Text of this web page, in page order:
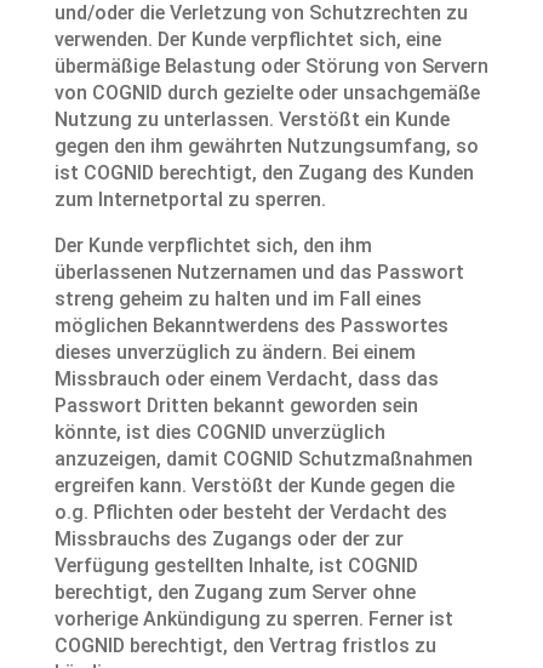
und/oder die Verletzung von Schutzrechten zu
verwenden. Der Kunde verpflichtet sich, eine
übermäßige Belastung oder Störung von Servern
von COGNID durch gezielte oder unsachgemäße
Nutzung zu unterlassen. Verstößt ein Kunde
gegen den ihm gewährten Nutzungsumfang, so
ist COGNID berechtigt, den Zugang des Kunden
zum Internetportal zu sperren.
Der Kunde verpflichtet sich, den ihm
überlassenen Nutzernamen und das Passwort
streng geheim zu halten und im Fall eines
möglichen Bekanntwerdens des Passwortes
dieses unverzüglich zu ändern. Bei einem
Missbrauch oder einem Verdacht, dass das
Passwort Dritten bekannt geworden sein
könnte, ist dies COGNID unverzüglich
anzuzeigen, damit COGNID Schutzmaßnahmen
ergreifen kann. Verstößt der Kunde gegen die
o.g. Pflichten oder besteht der Verdacht des
Missbrauchs des Zugangs oder der zur
Verfügung gestellten Inhalte, ist COGNID
berechtigt, den Zugang zum Server ohne
vorherige Ankündigung zu sperren. Ferner ist
COGNID berechtigt, den Vertrag fristlos zu